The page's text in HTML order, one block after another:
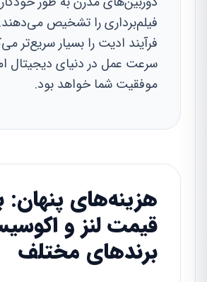
فیلم‌برداری را تشخیص می‌دهند.
فرآیند ادیت را بسیار سریع‌تر
سرعت عمل در دنیای دیجیتال
موفقیت شما خواهد بود.
هزینه‌های پنهان:
قیمت لنز و
برندهای مختلف